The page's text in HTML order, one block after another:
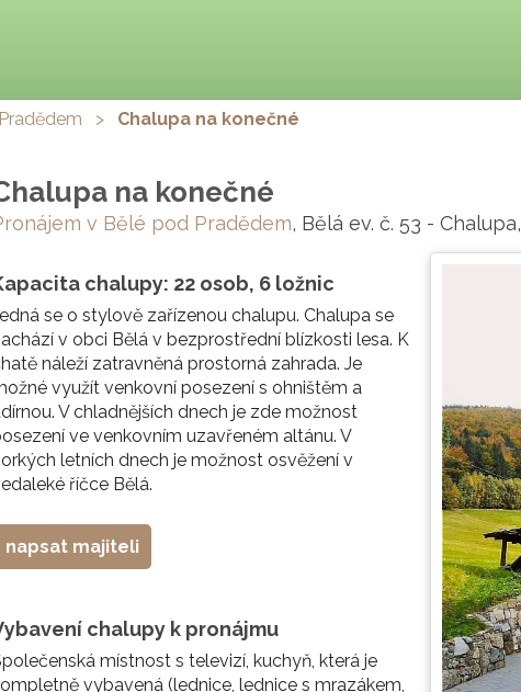
> Chalupa na konečné
na konečné
v Bělé pod Pradědem, Bělá ev. č. 53 - Chalupa,
chalupy: 22 osob, 6 ložnic
se o stylově zařízenou chalupu. Chalupa se
v obci Bělá v bezprostřední blízkosti lesa. K
náleží zatravněná prostorná zahrada. Je
využít venkovní posezení s ohništěm a
V chladnějších dnech je zde možnost
ve venkovním uzavřeném altánu. V
letních dnech je možnost osvěžení v
říčce Bělá.
napsat majiteli
chalupy k pronájmu
místnost s televizí, kuchyň, která je
vybavená (lednice, lednice s mrazákem,